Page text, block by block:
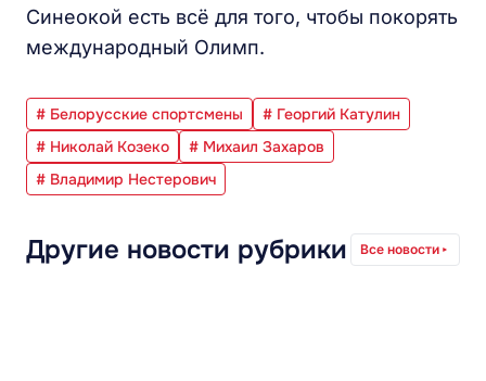
Синеокой есть всё для того, чтобы покорять
международный Олимп.
# Белорусские спортсмены
# Георгий Катулин
# Николай Козеко
# Михаил Захаров
# Владимир Нестерович
Другие новости рубрики Все новости